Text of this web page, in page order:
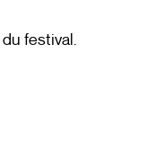
festival.